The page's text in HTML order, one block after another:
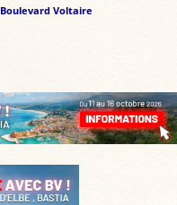
Boulevard Voltaire